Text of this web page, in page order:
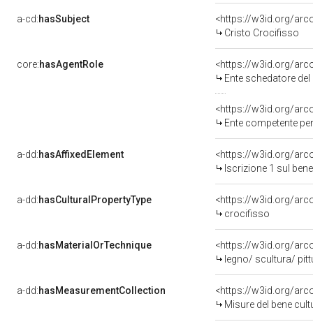
a-cd:hasSubject
<https://w3id.org/
Cristo Crocifisso
core:hasAgentRole
<https://w3id.org/
Ente schedatore del
<https://w3id.org/
Ente competente per tutela
a-dd:hasAffixedElement
<https://w3id.org/
Iscrizione 1 sul
a-dd:hasCulturalPropertyType
<https://w3id.org/
crocifisso
a-dd:hasMaterialOrTechnique
<https://w3id.org/
legno/ scultura/
a-dd:hasMeasurementCollection
<https://w3id.org/
Misure del bene